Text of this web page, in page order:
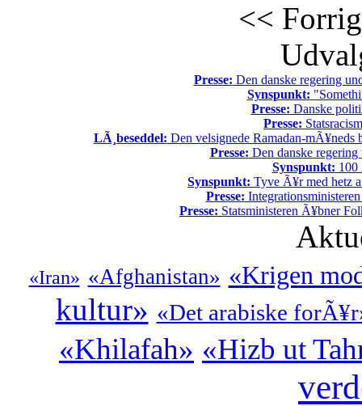
<<
Presse: Den danske regering
Synspunkt:
Presse: Danske
Presse:
LÃ¸beseddel: Den velsignede Ramadan-mÃ¥neds
Presse: Den danske
Synspunkt: 100
Synspunkt: Tyve Ã¥r med hetz
Presse:
Presse: Statsministeren Ã¥bner
«Iran» «Afghanistan» «Krigen
kultur» «Det arabiske
«Khilafah» «Hizb ut